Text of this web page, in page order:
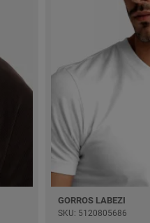
GORROS LABEZI
SKU: 5120805686